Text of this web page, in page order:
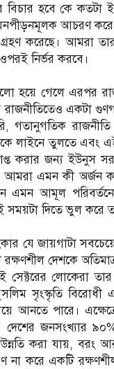
হবে কে কতটা
আচরণ
করেছে। আমরা
নির্ভর করবে।
হয়ে গেলে
রাজনীতিতেও একটা
গতানুগতিক
লাইনে তুলতে এবং
করার জন্য ইউনুস
আমরা এমন কী অর্জন
এমন আমূল
সময়টা দিতে ভুল
যে জায়গাটা
দেশকে
সেক্টরের লোকেরা
সৃংস্কৃতি বিরোধী
আনতে পারে।
দেশের জনসংখ্যার
উন্নতি করা যায়,
না করে একটি